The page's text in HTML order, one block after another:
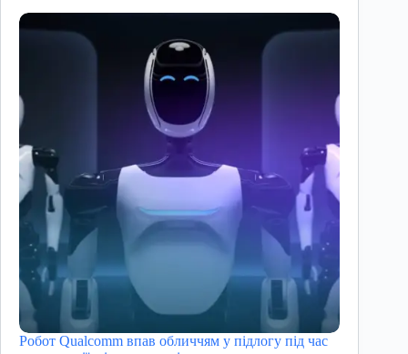
Робот Qualcomm впав обличчям у підлогу під час